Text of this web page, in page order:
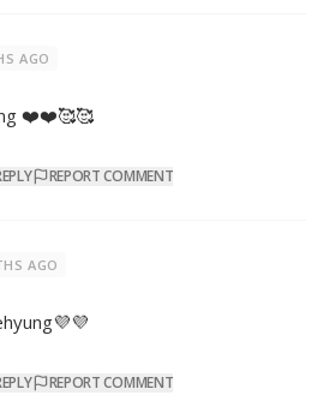
AGO
❤️❤️🥰🥰
REPORT COMMENT
AGO
REPORT COMMENT